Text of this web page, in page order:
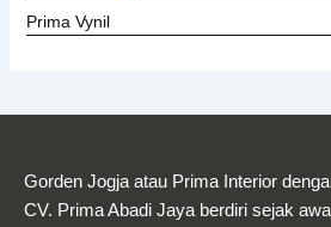
Prima Vynil
Gorden Jogja atau Prima Interior
CV. Prima Abadi Jaya berdiri sejak